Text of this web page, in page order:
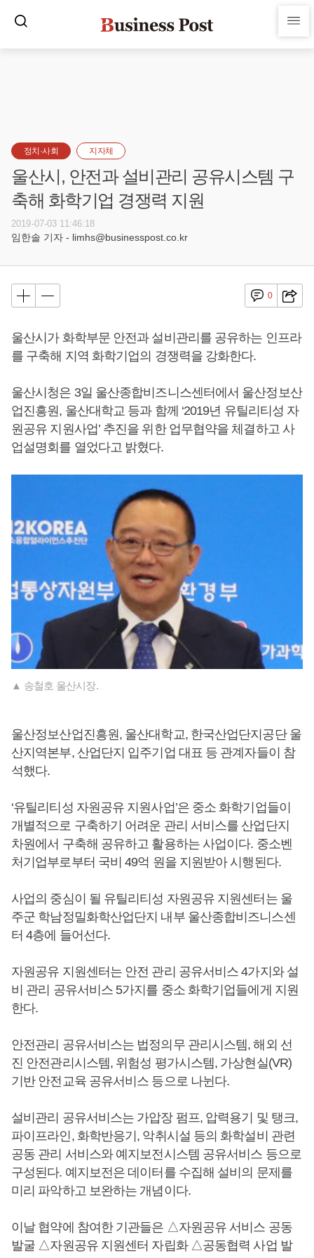
정치·사회 지자체
울산시, 안전과 설비관리 공유시스템 구
축해 화학기업 경쟁력 지원
2019-07-03 11:46:18
임한솔 기자 - limhs@businesspost.co.kr
0
울산시가 화학부문 안전과 설비관리를 공유하는 인프라
를 구축해 지역 화학기업의 경쟁력을 강화한다.
울산시청은 3일 울산종합비즈니스센터에서 울산정보산
업진흥원, 울산대학교 등과 함께 ‘2019년 유틸리티성 자
원공유 지원사업’ 추진을 위한 업무협약을 체결하고 사
업설명회를 열었다고 밝혔다.
▲ 송철호 울산시장.
울산정보산업진흥원, 울산대학교, 한국산업단지공단 울
산지역본부, 산업단지 입주기업 대표 등 관계자들이 참
석했다.
‘유틸리티성 자원공유 지원사업’은 중소 화학기업들이
개별적으로 구축하기 어려운 관리 서비스를 산업단지
차원에서 구축해 공유하고 활용하는 사업이다. 중소벤
처기업부로부터 국비 49억 원을 지원받아 시행된다.
사업의 중심이 될 유틸리티성 자원공유 지원센터는 울
주군 학남정밀화학산업단지 내부 울산종합비즈니스센
터 4층에 들어선다.
자원공유 지원센터는 안전 관리 공유서비스 4가지와 설
비 관리 공유서비스 5가지를 중소 화학기업들에게 지원
한다.
안전관리 공유서비스는 법정의무 관리시스템, 해외 선
진 안전관리시스템, 위험성 평가시스템, 가상현실(VR)
기반 안전교육 공유서비스 등으로 나뉜다.
설비관리 공유서비스는 가압장 펌프, 압력용기 및 탱크,
파이프라인, 화학반응기, 악취시설 등의 화학설비 관련
공동 관리 서비스와 예지보전시스템 공유서비스 등으로
구성된다. 예지보전은 데이터를 수집해 설비의 문제를
미리 파악하고 보완하는 개념이다.
이날 협약에 참여한 기관들은 △자원공유 서비스 공동
발굴 △자원공유 지원센터 자립화 △공동협력 사업 발